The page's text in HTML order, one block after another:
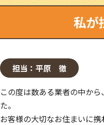
私が
担当：平原 徹
この度は数ある業者の中か
た。
お客様の大切なお住まいに携